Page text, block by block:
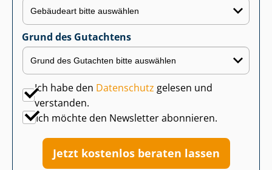
Grund des Gutachtens
Ich habe den Datenschutz gelesen und
verstanden.
Ich möchte den Newsletter abonnieren.
Jetzt kostenlos beraten lassen